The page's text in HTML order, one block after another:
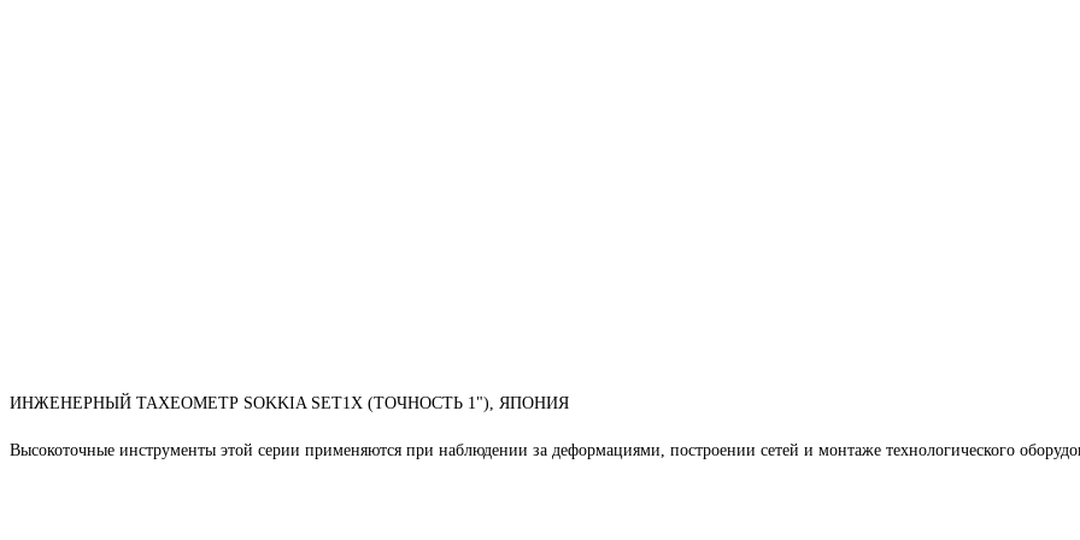
ИНЖЕНЕРНЫЙ ТАХЕОМЕТР SOKKIA SET1X (ТОЧНОСТЬ 1"), ЯПОНИЯ
Высокоточные инструменты этой серии применяются при наблюдении за деформациями, построении сетей и монтаже технологического